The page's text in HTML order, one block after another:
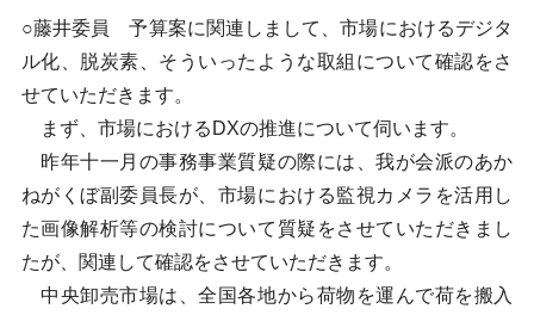
○藤井委員 予算案に関連しまして、市場におけるデジタ
ル化、脱炭素、そういったような取組について確認をさ
せていただきます。
まず、市場におけるDXの推進について伺います。
昨年十一月の事務事業質疑の際には、我が会派のあか
ねがくぼ副委員長が、市場における監視カメラを活用し
た画像解析等の検討について質疑をさせていただきまし
たが、関連して確認をさせていただきます。
中央卸売市場は、全国各地から荷物を運んで荷を搬入